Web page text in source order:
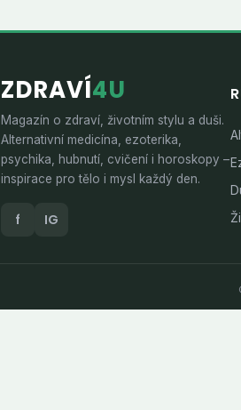
ZDRAVÍ4U
Magazín o zdraví, životním stylu a duši.
Alternativní medicína, ezoterika,
psychika, hubnutí, cvičení i horoskopy –
inspirace pro tělo i mysl každý den.
f IG